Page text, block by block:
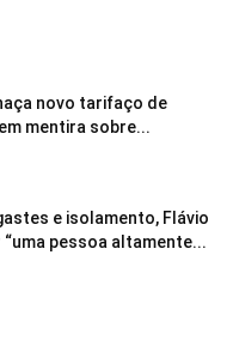
novo tarifaço de
mentira sobre...
e isolamento, Flávio
pessoa altamente...